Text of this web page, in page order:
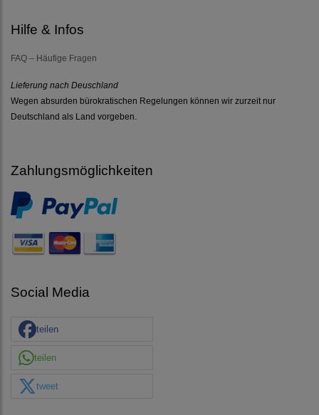
Hilfe & Infos
FAQ – Häufige Fragen
Lieferung nach Deuschland
Wegen absurden bürokratischen Regelungen können wir zurzeit nur
Deutschland als Land vorgeben.
Zahlungsmöglichkeiten
Social Media
teilen
teilen
tweet